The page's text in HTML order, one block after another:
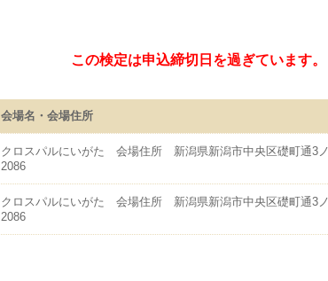
この検定は申込締切日を過ぎています。
会場名・会場住所
クロスパルにいがた 会場住所 新潟県新潟市中央区礎町通3
2086
クロスパルにいがた 会場住所 新潟県新潟市中央区礎町通3
2086